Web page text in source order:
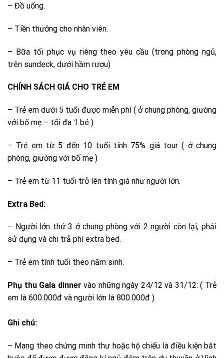
– Đồ uống.
– Tiền thưởng cho nhân viên.
– Bữa tối phục vụ riêng theo yêu cầu (trong phòng ngủ,
trên sundeck, dưới hầm rượu)
CHÍNH SÁCH GIÁ CHO TRẺ EM
– Trẻ em dưới 5 tuổi được miễn phí ( ở chung phòng, giường
với bố mẹ – tối đa 1 bé )
– Trẻ em từ 5 đến 10 tuổi tính 75% giá tour ( ở chung
phòng, giường với bố mẹ )
– Trẻ em từ 11 tuổi trở lên tính giá như người lớn.
Extra Bed:
– Người lớn thứ 3 ở chung phòng với 2 người còn lại, phải
sử dụng và chi trả phí extra bed.
– Trẻ em tính tuổi theo năm sinh.
Phụ thu Gala dinner vào những ngày 24/12 và 31/12: ( Trẻ
em là 600.000đ và người lớn là 800.000đ )
Ghi chú:
– Mang theo chứng minh thư hoặc hộ chiếu là điều kiện bắt